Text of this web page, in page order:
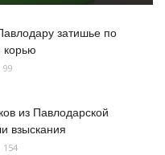
затишье по
корью
99
из Павлодарской
взыскания
154